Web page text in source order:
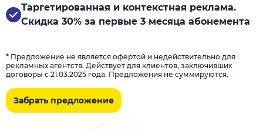
Таргетированная и контекстная реклама.
Скидка 30% за первые 3 месяца абонемента
* Предложение не является офертой и недействительно для
рекламных агентств. Действует для клиентов, заключивших
договоры с 21.03.2025 года. Предложения не суммируются.
Забрать предложение